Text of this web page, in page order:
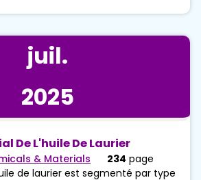
juil.
2025
De L'huile De Laurier
& Materials 234 page
de laurier est segmenté par type